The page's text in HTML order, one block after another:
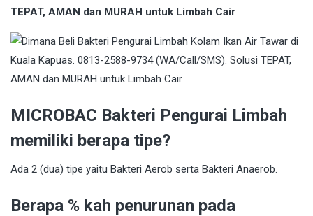
TEPAT, AMAN dan MURAH untuk Limbah Cair
MICROBAC Bakteri Pengurai Limbah
memiliki berapa tipe?
Ada 2 (dua) tipe yaitu Bakteri Aerob serta Bakteri Anaerob.
Berapa % kah penurunan pada